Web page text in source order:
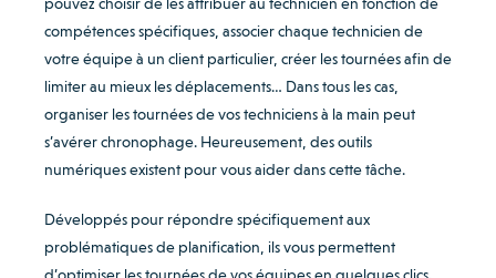
compétences spécifiques, associer chaque technicien de
votre équipe à un client particulier, créer les tournées afin de
limiter au mieux les déplacements… Dans tous les cas,
organiser les tournées de vos techniciens à la main peut
s’avérer chronophage. Heureusement, des outils
numériques existent pour vous aider dans cette tâche.
Développés pour répondre spécifiquement aux
problématiques de planification, ils vous permettent